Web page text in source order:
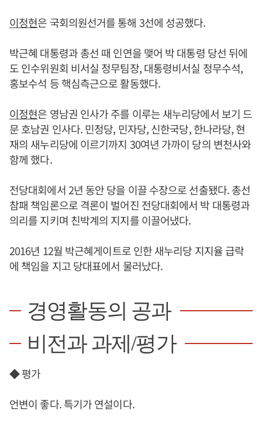
이정현은 국회의원선거를 통해 3선에 성공했다.
박근혜 대통령과 총선 때 인연을 맺어 박 대통령 당선 뒤에
도 인수위원회 비서실 정무팀장, 대통령비서실 정무수석,
홍보수석 등 핵심측근으로 활동했다.
이정현은 영남권 인사가 주를 이루는 새누리당에서 보기 드
문 호남권 인사다. 민정당, 민자당, 신한국당, 한나라당, 현
재의 새누리당에 이르기까지 30여년 가까이 당의 변천사와
함께 했다.
전당대회에서 2년 동안 당을 이끌 수장으로 선출됐다. 총선
참패 책임론으로 격론이 벌어진 전당대회에서 박 대통령과
의리를 지키며 친박계의 지지를 이끌어냈다.
2016년 12월 박근혜게이트로 인한 새누리당 지지율 급락
에 책임을 지고 당대표에서 물러났다.
경영활동의 공과
비전과 과제/평가
◆ 평가
언변이 좋다. 특기가 연설이다.